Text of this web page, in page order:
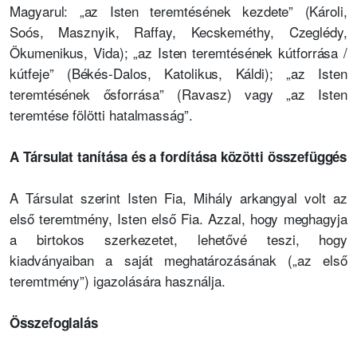
Magyarul: „az Isten teremtésének kezdete” (Károli,
Soós, Masznyik, Raffay, Kecskeméthy, Czeglédy,
Ökumenikus, Vida); „az Isten teremtésének kútforrása /
kútfeje” (Békés-Dalos, Katolikus, Káldi); „az Isten
teremtésének ősforrása” (Ravasz) vagy „az Isten
teremtése fölötti hatalmasság”.
A Társulat tanítása és a fordítása közötti összefüggés
A Társulat szerint Isten Fia, Mihály arkangyal volt az
első teremtmény, Isten első Fia. Azzal, hogy meghagyja
a birtokos szerkezetet, lehetővé teszi, hogy
kiadványaiban a saját meghatározásának („az első
teremtmény”) igazolására használja.
Összefoglalás